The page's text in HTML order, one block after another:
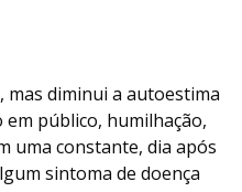
mas diminui a autoestima
em público, humilhação,
uma constante, dia após
sintoma de doença